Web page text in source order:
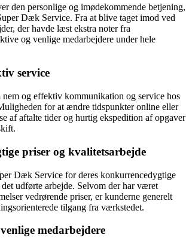
den personlige og imødekommende betjening,
Dæk Service. Fra at blive taget imod ved
der havde læst ekstra noter fra
og venlige medarbejdere under hele
service
nem og effektiv kommunikation og service hos
for at ændre tidspunkter online eller
af aftalte tider og hurtig ekspedition af opgaver
priser og kvalitetsarbejde
Dæk Service for deres konkurrencedygtige
udførte arbejde. Selvom der har været
vedrørende priser, er kunderne generelt
tilgang fra værkstedet.
medarbejdere